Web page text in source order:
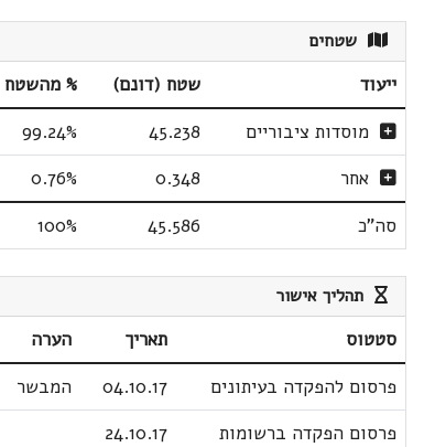
שטחים
ייעוד שטח (דונם) % מהשטח
מוסדות ציבוריים
45.238
99.24%
אחר
0.348
0.76%
סה"כ
45.586
100%
תהליך אישור
סטטוס תאריך
הערה
פרסום להפקדה בעיתונים
04.10.17
המבשר
פרסום הפקדה ברשומות
24.10.17